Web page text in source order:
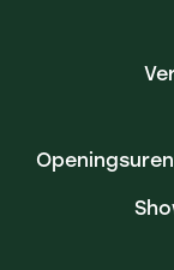
Openingsuren